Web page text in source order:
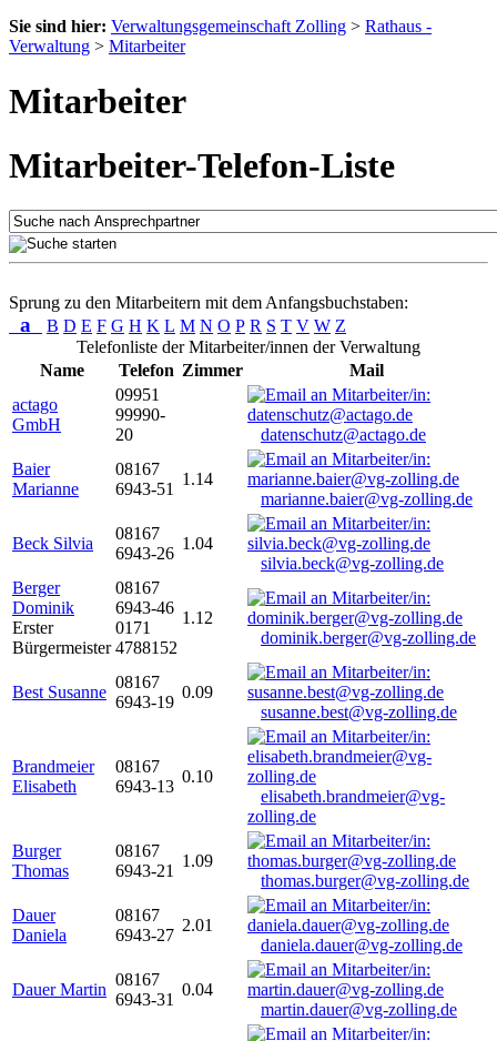
Sie sind hier: Verwaltungsgemeinschaft Zolling > Rathaus -
Verwaltung > Mitarbeiter
Mitarbeiter
Mitarbeiter-Telefon-Liste
Sprung zu den Mitarbeitern mit dem Anfangsbuchstaben:
a B D E F G H K L M N O P R S T V W Z
Telefonliste der Mitarbeiter/innen der Verwaltung
Name
Telefon Zimmer
Mail
actago
GmbH
09951
99990-
20
datenschutz@actago.de
Baier
Marianne
08167
6943-51
1.14
marianne.baier@vg-zolling.de
Beck Silvia
08167
6943-26
1.04
silvia.beck@vg-zolling.de
Berger
Dominik
Erster
Bürgermeister
08167
6943-46
0171
4788152
1.12
dominik.berger@vg-zolling.de
Best Susanne
08167
6943-19
0.09
susanne.best@vg-zolling.de
Brandmeier
Elisabeth
08167
6943-13
0.10
elisabeth.brandmeier@vg-
zolling.de
Burger
Thomas
08167
6943-21
1.09
thomas.burger@vg-zolling.de
Dauer
Daniela
08167
6943-27
2.01
daniela.dauer@vg-zolling.de
Dauer Martin
08167
6943-31
0.04
martin.dauer@vg-zolling.de